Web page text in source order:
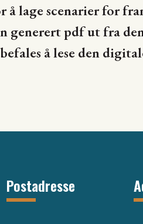
lage scenarier for
generert pdf ut fra
å lese den
Postadresse